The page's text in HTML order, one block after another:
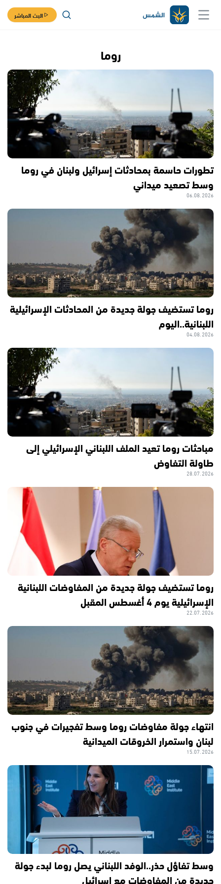
البث المباشر
روما
تطورات حاسمة بمحادثات إسرائيل ولبنان في روما
وسط تصعيد ميداني
06.08.2026
روما تستضيف جولة جديدة من المحادثات الإسرائيلية
اللبنانية..اليوم
04.08.2026
مباحثات روما تعيد الملف اللبناني الإسرائيلي إلى
طاولة التفاوض
28.07.2026
روما تستضيف جولة جديدة من المفاوضات اللبنانية
الإسرائيلية يوم 4 أغسطس المقبل
22.07.2026
انتهاء جولة مفاوضات روما وسط تفجيرات في جنوب
لبنان واستمرار الخروقات الميدانية
15.07.2026
وسط تفاؤل حذر..الوفد اللبناني يصل روما لبدء جولة
جديدة من المفاوضات مع إسرائيل